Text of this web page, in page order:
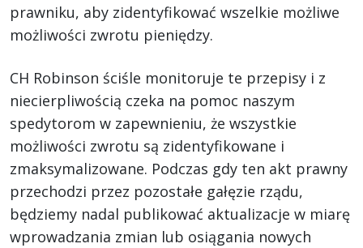
prawniku, aby zidentyfikować wszelkie możliwe
możliwości zwrotu pieniędzy.
CH Robinson ściśle monitoruje te przepisy i z
niecierpliwością czeka na pomoc naszym
spedytorom w zapewnieniu, że wszystkie
możliwości zwrotu są zidentyfikowane i
zmaksymalizowane. Podczas gdy ten akt prawny
przechodzi przez pozostałe gałęzie rządu,
będziemy nadal publikować aktualizacje w miarę
wprowadzania zmian lub osiągania nowych